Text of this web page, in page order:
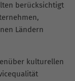
berücksichtigt
Ländern
kulturellen